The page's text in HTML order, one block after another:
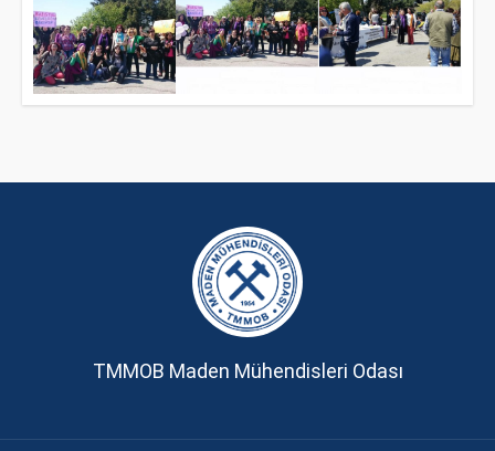
TMMOB Maden Mühendisleri Odası